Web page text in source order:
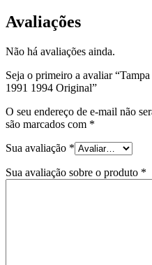
Avaliações
Não há avaliações ainda.
Seja o primeiro a avaliar
1991 1994 Original”
O seu endereço de e-mail não
são marcados com *
Sua avaliação *
Sua avaliação sobre o produto *